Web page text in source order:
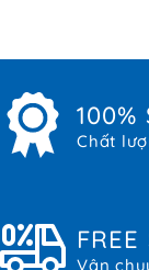
100%
Chất
Vận